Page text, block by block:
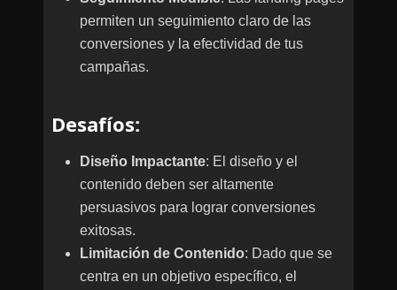
permiten un seguimiento claro de las
conversiones y la efectividad de tus
campañas.
Desafíos:
Diseño Impactante: El diseño y el
contenido deben ser altamente
persuasivos para lograr conversiones
exitosas.
Limitación de Contenido: Dado que se
centra en un objetivo específico, el